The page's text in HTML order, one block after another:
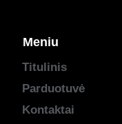
Meniu
Titulinis
Parduotuvė
Kontaktai